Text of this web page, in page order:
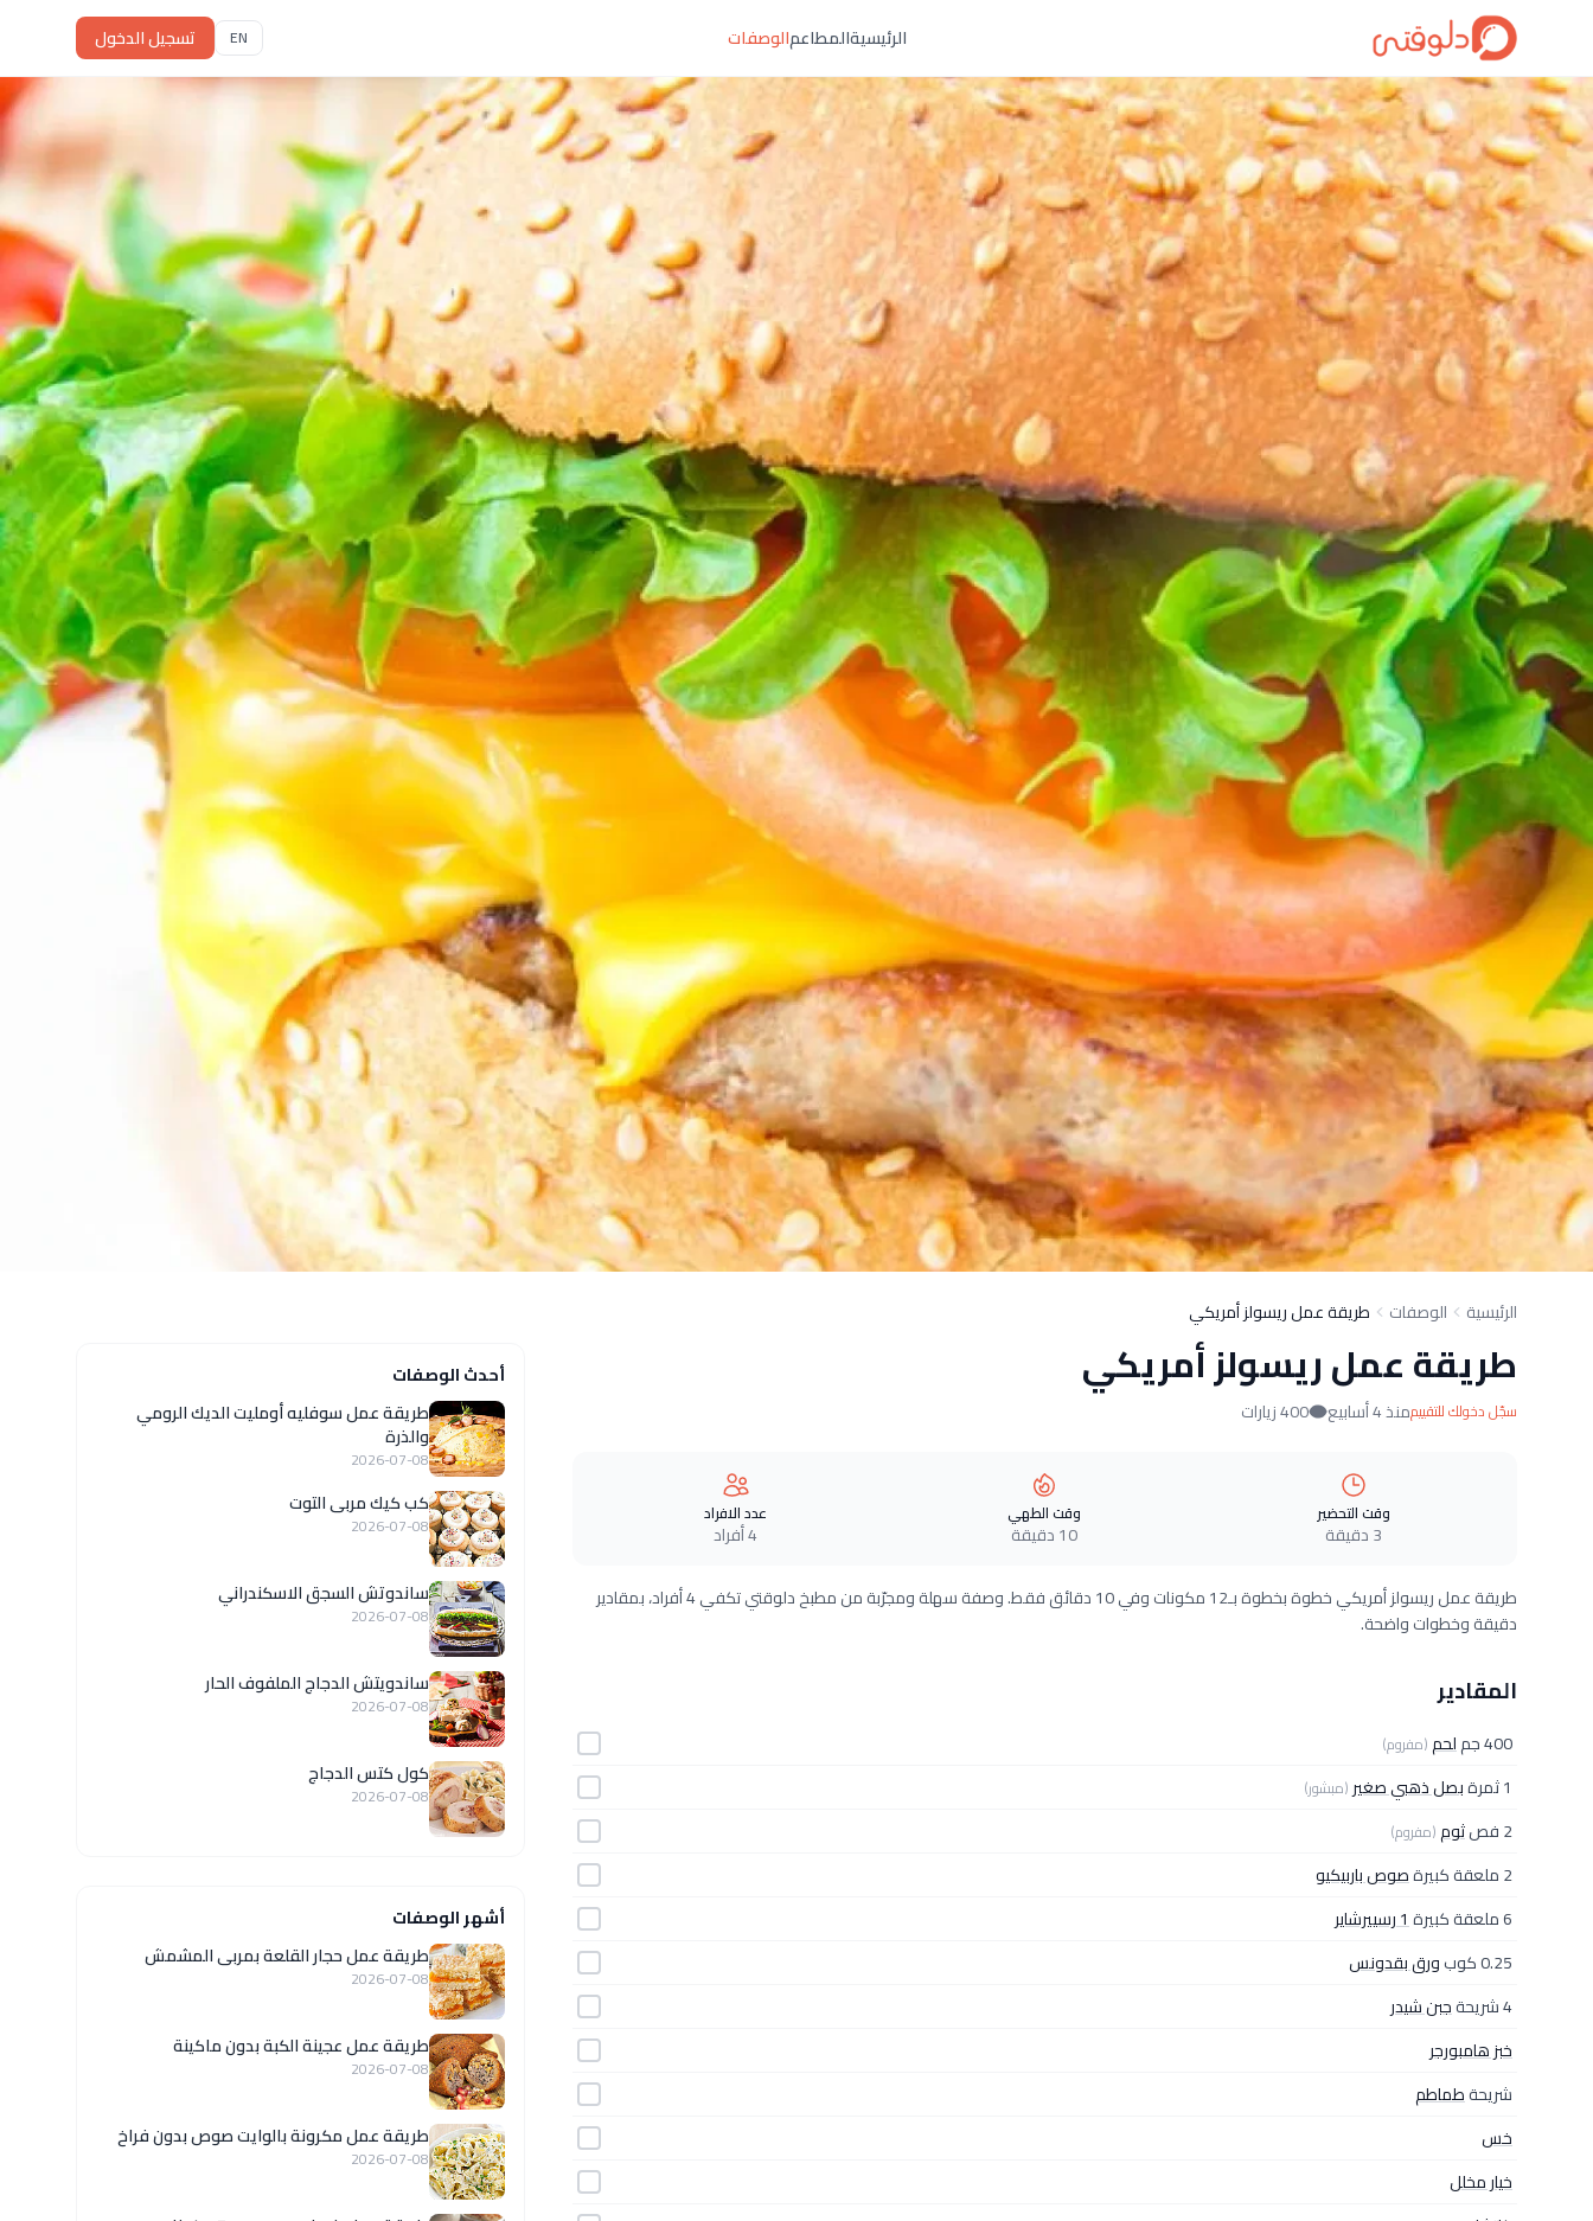
الرئيسيةالمطاعمالوصفات EN تسجيل الدخول
الرئيسية الوصفات طريقة عمل ريسولز أمريكي
طريقة عمل ريسولز أمريكي
سجّل دخولك للتقييممنذ 4 أسابيع 400 زيارات
وقت التحضير
3 دقيقة
وقت الطهي
10 دقيقة
عدد الافراد
4 أفراد
طريقة عمل ريسولز أمريكي خطوة بخطوة بـ12 مكونات وفي 10 دقائق فقط. وصفة سهلة ومجرّبة من مطبخ دلوقتي تكفي 4 أفراد، بمقادير
دقيقة وخطوات واضحة.
المقادير
400 جم لحم(مفروم)
1 ثمرة بصل ذهبي صغير (مبشور)
2 فص ثوم(مفروم)
2 ملعقة كبيرة
صوص باربيكيو
6 ملعقة كبيرة
1 رسييرشاير
0.25 كوب
ورق بقدونس
4 شريحة
جبن شيدر
خبز هامبورجر
شريحةطماطم
خس
خيار مخلل
أحدث الوصفات
طريقة عمل سوفليه أومليت الديك الرومي
والذرة
2026-07-08
كب كيك مربى التوت
2026-07-08
ساندوتش السجق الاسكندراني
2026-07-08
ساندويتش الدجاج الملفوف الحار
2026-07-08
كول كتس الدجاج
2026-07-08
أشهر الوصفات
طريقة عمل حجار القلعة بمربى المشمش
2026-07-08
طريقة عمل عجينة الكبة بدون ماكينة
2026-07-08
طريقة عمل مكرونة بالوايت صوص بدون فراخ
2026-07-08